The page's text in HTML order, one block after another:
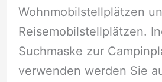
Wohnmobilstellplätzen
Reisemobilstellplätzen.
Suchmaske zur
verwenden werden Sie